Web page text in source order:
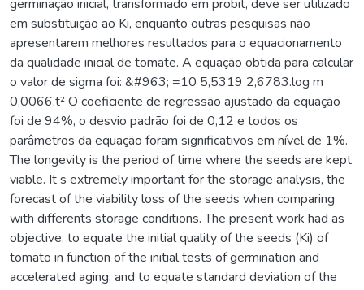
germinação inicial, transformado em probit, deve ser utilizado
em substituição ao Ki, enquanto outras pesquisas não
apresentarem melhores resultados para o equacionamento
da qualidade inicial de tomate. A equação obtida para calcular
o valor de sigma foi: &#963; =10 5,5319 2,6783.log m
0,0066.t² O coeficiente de regressão ajustado da equação
foi de 94%, o desvio padrão foi de 0,12 e todos os
parâmetros da equação foram significativos em nível de 1%.
The longevity is the period of time where the seeds are kept
viable. It s extremely important for the storage analysis, the
forecast of the viability loss of the seeds when comparing
with differents storage conditions. The present work had as
objective: to equate the initial quality of the seeds (Ki) of
tomato in function of the initial tests of germination and
accelerated aging; and to equate standard deviation of the